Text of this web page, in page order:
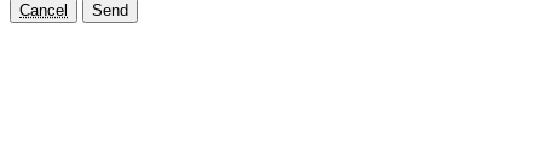
Cancel Send